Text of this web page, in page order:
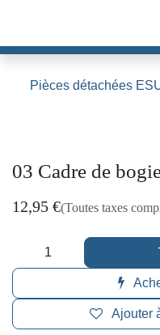
Pièces détachées
03 Cadre de
12,95 €(Toutes taxes
Ajouter